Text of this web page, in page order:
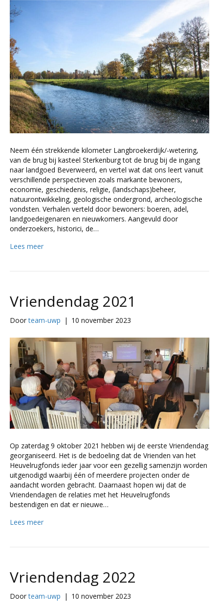
Neem één strekkende kilometer Langbroekerdijk/-wetering,
van de brug bij kasteel Sterkenburg tot de brug bij de ingang
naar landgoed Beverweerd, en vertel wat dat ons leert vanuit
verschillende perspectieven zoals markante bewoners,
economie, geschiedenis, religie, (landschaps)beheer,
natuurontwikkeling, geologische ondergrond, archeologische
vondsten. Verhalen verteld door bewoners: boeren, adel,
landgoedeigenaren en nieuwkomers. Aangevuld door
onderzoekers, historici, de…
Lees meer
Vriendendag 2021
Doorteam-uwp | 10 november 2023
Op zaterdag 9 oktober 2021 hebben wij de eerste Vriendendag
georganiseerd. Het is de bedoeling dat de Vrienden van het
Heuvelrugfonds ieder jaar voor een gezellig samenzijn worden
uitgenodigd waarbij één of meerdere projecten onder de
aandacht worden gebracht. Daarnaast hopen wij dat de
Vriendendagen de relaties met het Heuvelrugfonds
bestendigen en dat er nieuwe…
Lees meer
Vriendendag 2022
Doorteam-uwp | 10 november 2023